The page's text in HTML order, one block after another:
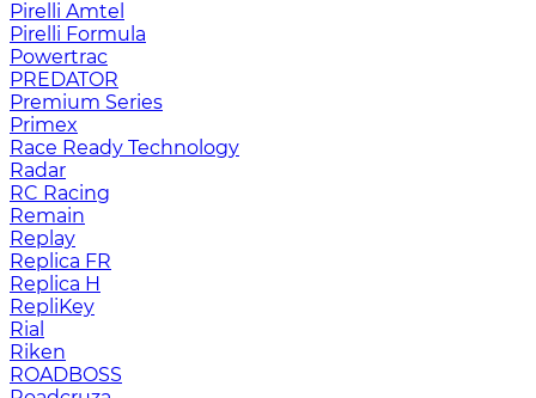
Pirelli Amtel
Pirelli Formula
Powertrac
PREDATOR
Premium Series
Primex
Race Ready Technology
Radar
RC Racing
Remain
Replay
Replica FR
Replica H
RepliKey
Rial
Riken
ROADBOSS